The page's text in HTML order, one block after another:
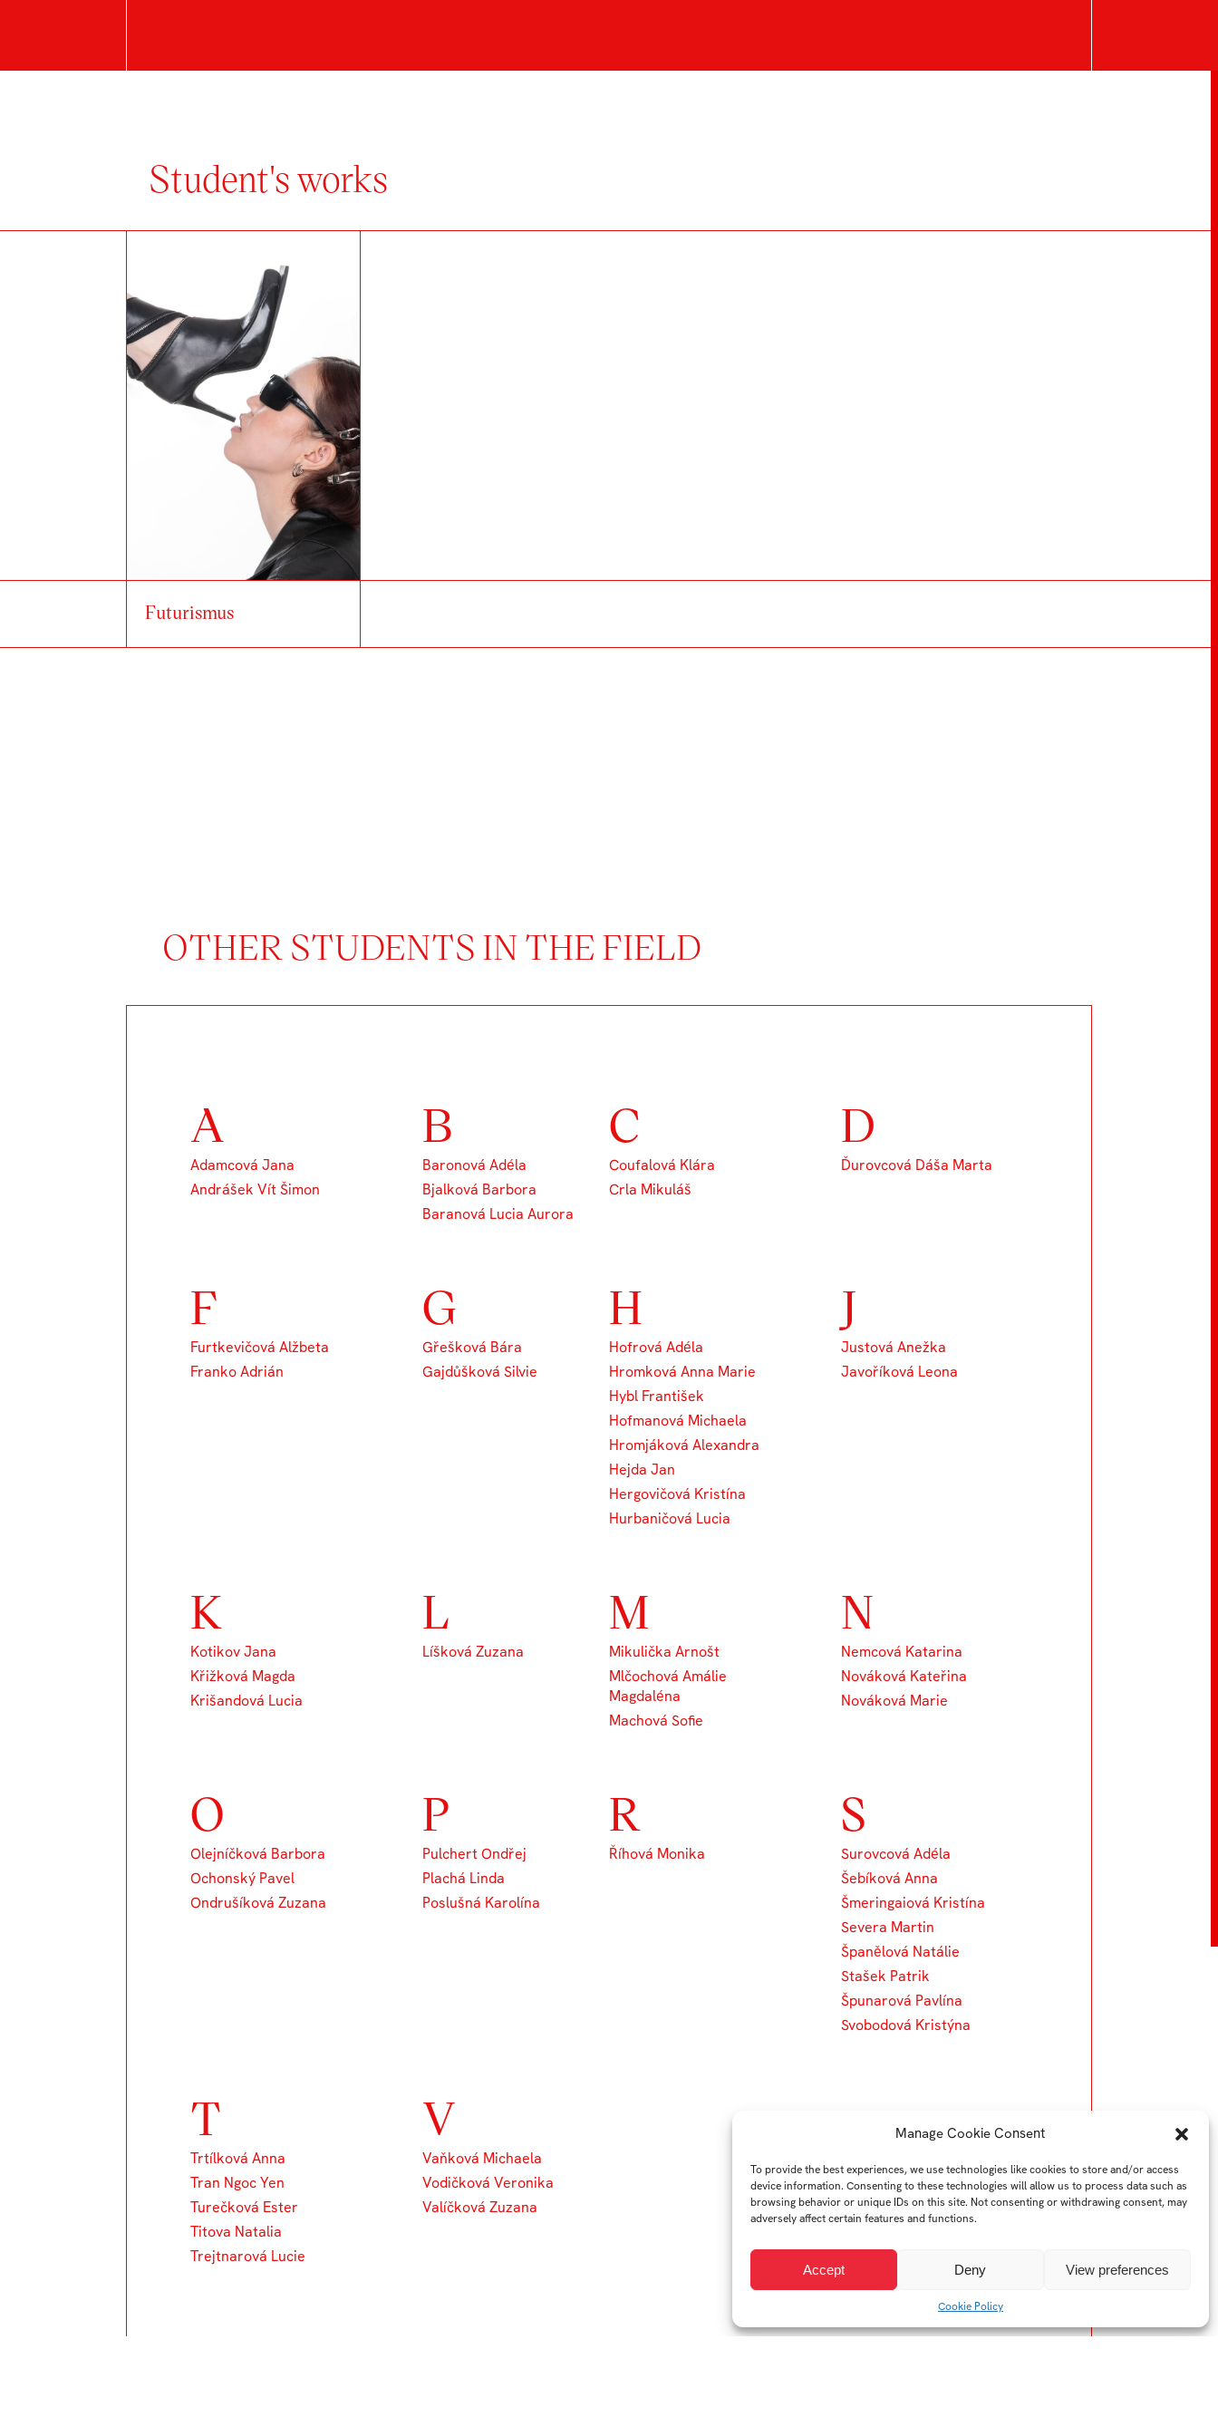
Manage Cookie Consent
To provide the best experiences, we use technologies like cookies to store and/or access
device information. Consenting to these technologies will allow us to process data such as
browsing behavior or unique IDs on this site. Not consenting or withdrawing consent, may
adversely affect certain features and functions.
Accept Deny View preferences
Cookie Policy
Student's works
Futurismus
OTHER STUDENTS IN THE FIELD
A
Adamcová Jana
Andrášek Vít Šimon
B
Baronová Adéla
Bjalková Barbora
Baranová Lucia Aurora
C
Coufalová Klára
Crla Mikuláš
D
Ďurovcová Dáša Marta
F
Furtkevičová Alžbeta
Franko Adrián
G
Gřešková Bára
Gajdůšková Silvie
H
Hofrová Adéla
Hromková Anna Marie
Hybl František
Hofmanová Michaela
Hromjáková Alexandra
Hejda Jan
Hergovičová Kristína
Hurbaničová Lucia
J
Justová Anežka
Javoříková Leona
K
Kotikov Jana
Křižková Magda
Krišandová Lucia
L
Líšková Zuzana
M
Mikulička Arnošt
Mlčochová Amálie
Magdaléna
Machová Sofie
N
Nemcová Katarina
Nováková Kateřina
Nováková Marie
O
Olejníčková Barbora
Ochonský Pavel
Ondrušíková Zuzana
P
Pulchert Ondřej
Plachá Linda
Poslušná Karolína
R
Říhová Monika
S
Surovcová Adéla
Šebíková Anna
Šmeringaiová Kristína
Severa Martin
Španělová Natálie
Stašek Patrik
Špunarová Pavlína
Svobodová Kristýna
T
Trtílková Anna
Tran Ngoc Yen
Turečková Ester
Titova Natalia
Trejtnarová Lucie
V
Vaňková Michaela
Vodičková Veronika
Valíčková Zuzana